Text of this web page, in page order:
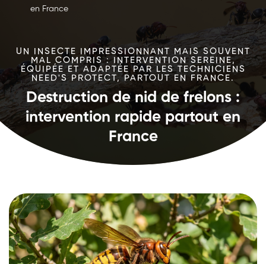
en France
UN INSECTE IMPRESSIONNANT MAIS SOUVENT
MAL COMPRIS : INTERVENTION SEREINE,
ÉQUIPÉE ET ADAPTÉE PAR LES TECHNICIENS
NEED'S PROTECT, PARTOUT EN FRANCE.
Destruction de nid de frelons :
intervention rapide partout en
France